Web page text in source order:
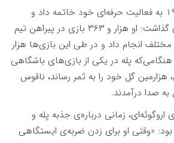
پله سرانجام در سال ۱۹۷۷ به فعالیت حرفه‌اى خود خاتمه داد و
رکوردى استثنایی بر جای گذاشت: او هزار و ۳۶۳ بازى در پیراهن تیم
انجام داد و در طى این بازی‌ها هزار
هنگامی‌که پله در یکی از بازی‌های باشگاهی
گل خود را به ثمر رساند، ناقوس
صدا درآمدند.
اروگوئه‌ای، زمانی درباره‌ی جذبه پله و
«وقتی او برای زدن ضربه‌ی ایستگاهی